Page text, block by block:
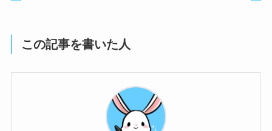
この記事を書いた人